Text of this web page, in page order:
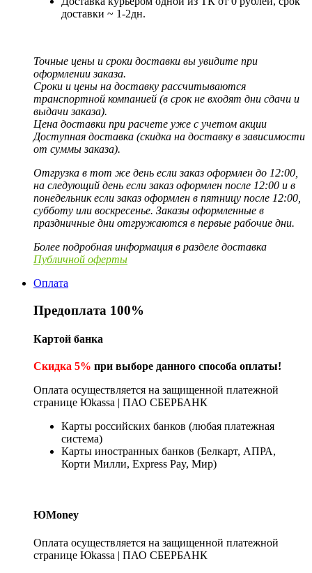
доставки ~ 1-2дн.
Точные цены и сроки доставки вы увидите при
оформлении заказа.
Сроки и цены на доставку рассчитываются
транспортной компанией (в срок не входят дни сдачи и
выдачи заказа).
Цена доставки при расчете уже с учетом акции
Доступная доставка (скидка на доставку в зависимости
от суммы заказа).
Отгрузка в тот же день если заказ оформлен до 12:00,
на следующий день если заказ оформлен после 12:00 и в
понедельник если заказ оформлен в пятницу после 12:00,
субботу или воскресенье. Заказы оформленные в
праздничные дни отгружаются в первые рабочие дни.
Более подробная информация в разделе доставка
Публичной оферты
Оплата
Предоплата 100%
Картой банка
Скидка 5% при выборе данного способа оплаты!
Оплата осуществляется на защищенной платежной
странице Юkassa | ПАО СБЕРБАНК
Карты российских банков (любая платежная
система)
Карты иностранных банков (Белкарт, АПРА,
Корти Милли, Express Pay, Мир)
ЮMoney
Оплата осуществляется на защищенной платежной
странице Юkassa | ПАО СБЕРБАНК